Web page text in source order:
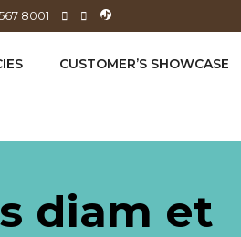
8001
CUSTOMER’S SHOWCASE
diam et